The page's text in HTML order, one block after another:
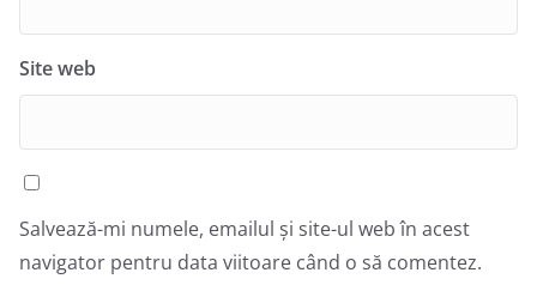
Site web
Salvează-mi numele, emailul și site-ul web în acest
navigator pentru data viitoare când o să comentez.